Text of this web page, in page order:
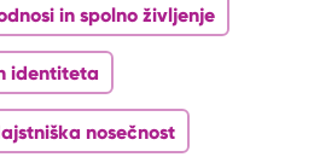
in spolno življenje
identiteta
nosečnost